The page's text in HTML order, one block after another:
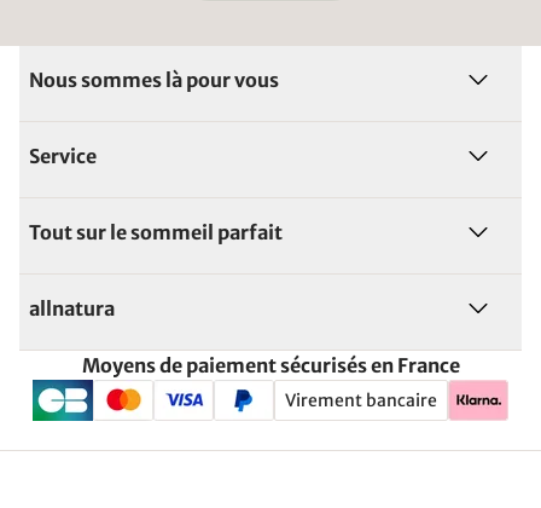
Nous sommes là pour vous
Service
Tout sur le sommeil parfait
allnatura
Moyens de paiement sécurisés en France
Virement bancaire